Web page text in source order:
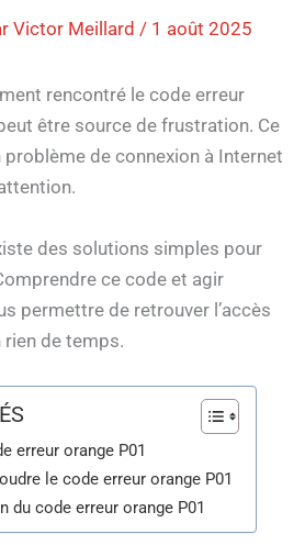
Victor Meillard / 1 août 2025
rencontré le code erreur
être source de frustration. Ce
de connexion à Internet
des solutions simples pour
ce code et agir
permettre de retrouver l’accès
rien de temps.
erreur orange P01
le code erreur orange P01
du code erreur orange P01